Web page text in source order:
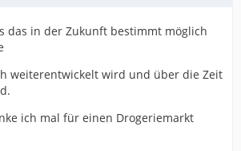
das in der Zukunft bestimmt möglich
weiterentwickelt wird und über die Zeit
ich mal für einen Drogeriemarkt